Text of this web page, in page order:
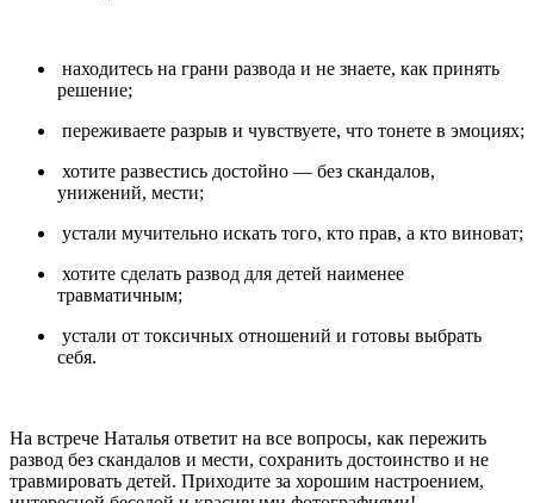
находитесь на грани развода и не знаете, как принять
решение;
переживаете разрыв и чувствуете, что тонете в эмоциях;
хотите развестись достойно — без скандалов,
унижений, мести;
устали мучительно искать того, кто прав, а кто виноват;
хотите сделать развод для детей наименее
травматичным;
устали от токсичных отношений и готовы выбрать
себя.
На встрече Наталья ответит на все вопросы, как пережить
развод без скандалов и мести, сохранить достоинство и не
травмировать детей. Приходите за хорошим настроением,